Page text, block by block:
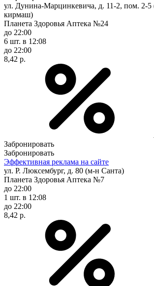
ул. Дунина-Марцинкевича, д. 11-2, пом. 2-
кирмаш)
Планета Здоровья Аптека №24
до 22:00
6 шт. в 12:08
до 22:00
8,42 р.
Забронировать
Забронировать
Эффективная реклама на сайте
ул. Р. Люксембург, д. 80 (м-н Санта)
Планета Здоровья Аптека №7
до 22:00
1 шт. в 12:08
до 22:00
8,42 р.